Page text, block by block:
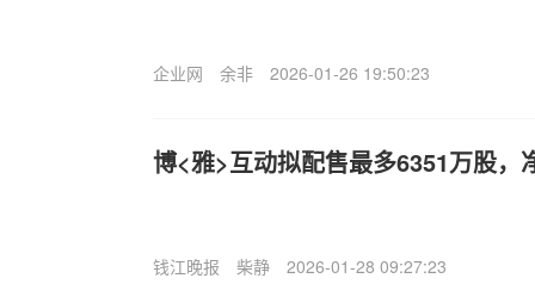
企业网 余非 2026-01-26 19:50:23
博<雅>互动拟配售最多6351万股，
钱江晚报 柴静 2026-01-28 09:27:23